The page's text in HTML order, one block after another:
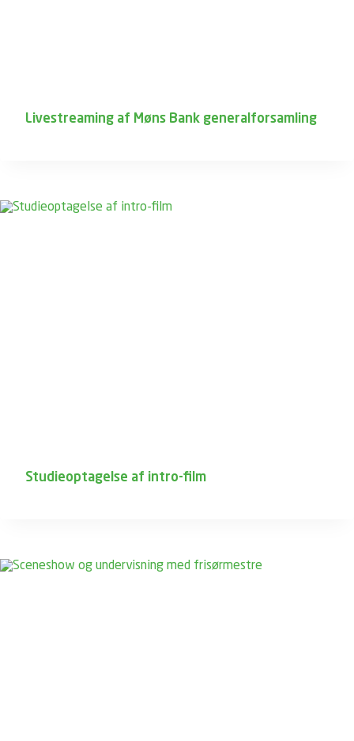
Livestreaming af Møns Bank generalforsamling
Studieoptagelse af intro-film